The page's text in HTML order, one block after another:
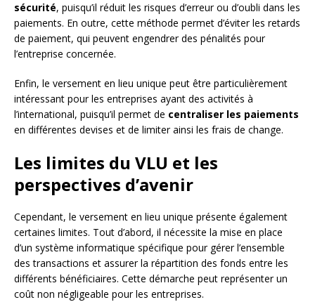
sécurité, puisqu’il réduit les risques d’erreur ou d’oubli dans les
paiements. En outre, cette méthode permet d’éviter les retards
de paiement, qui peuvent engendrer des pénalités pour
l’entreprise concernée.
Enfin, le versement en lieu unique peut être particulièrement
intéressant pour les entreprises ayant des activités à
l’international, puisqu’il permet de centraliser les paiements
en différentes devises et de limiter ainsi les frais de change.
Les limites du VLU et les
perspectives d’avenir
Cependant, le versement en lieu unique présente également
certaines limites. Tout d’abord, il nécessite la mise en place
d’un système informatique spécifique pour gérer l’ensemble
des transactions et assurer la répartition des fonds entre les
différents bénéficiaires. Cette démarche peut représenter un
coût non négligeable pour les entreprises.